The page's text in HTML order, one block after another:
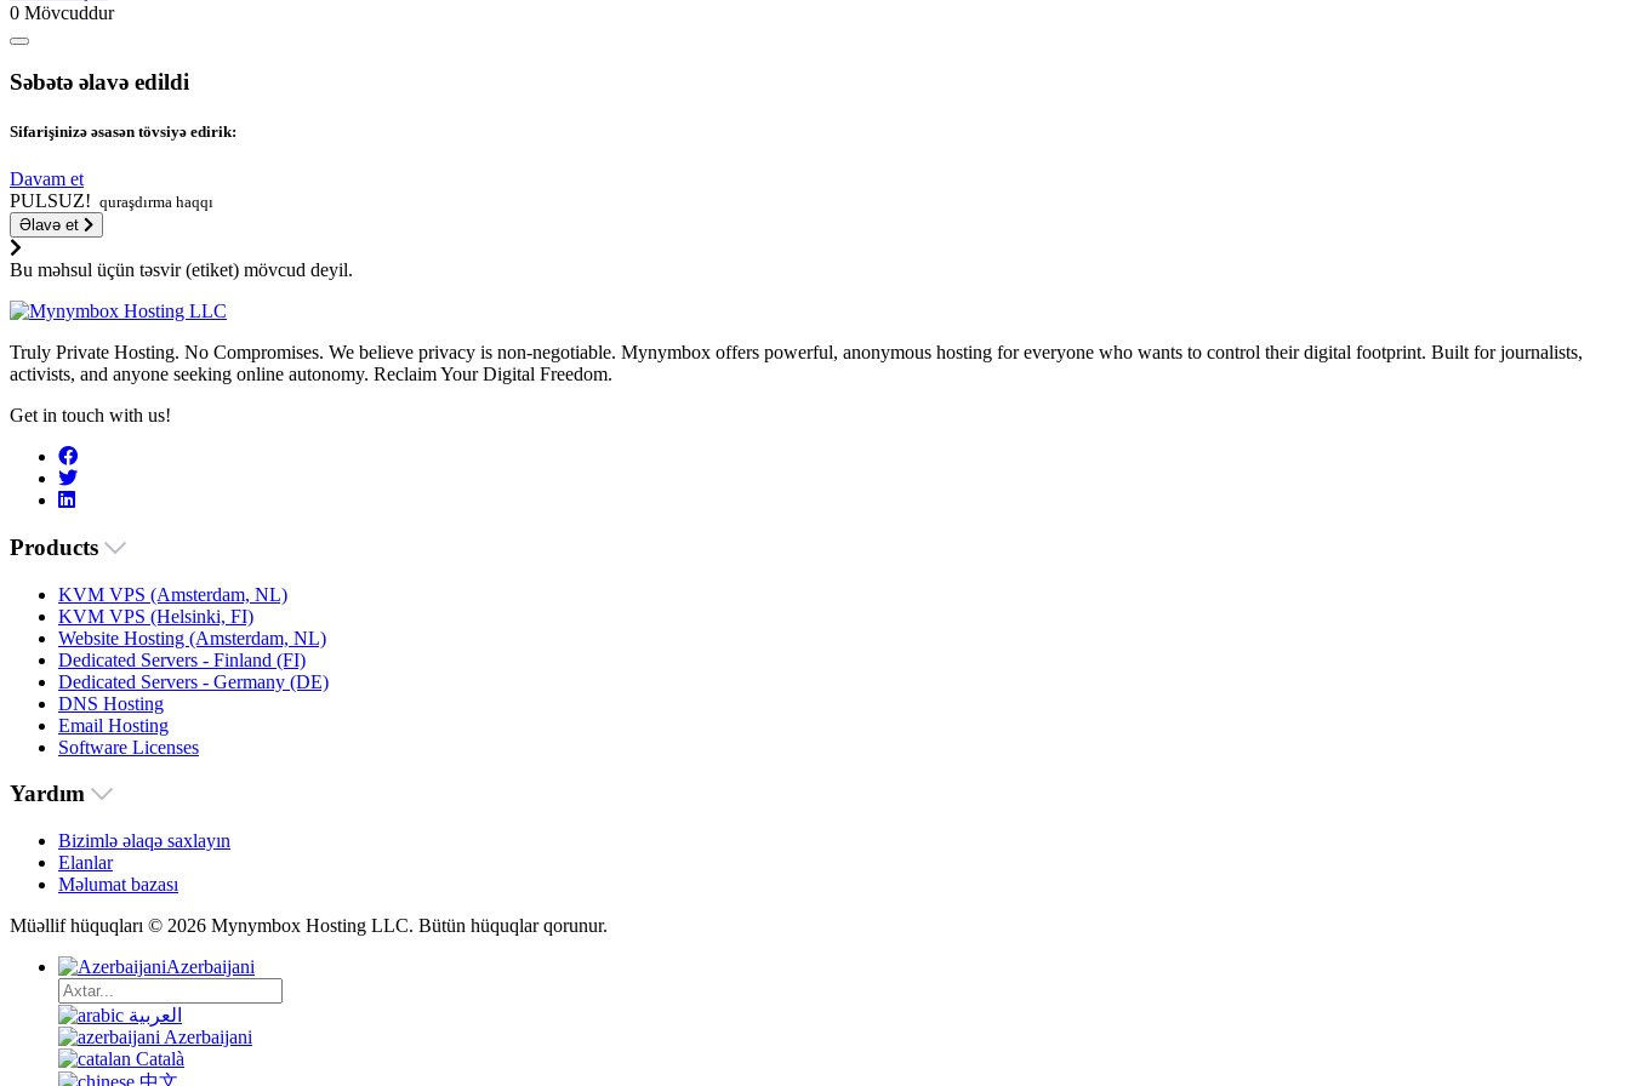
0 Mövcuddur
Səbətə əlavə edildi
Sifarişinizə əsasən tövsiyə edirik:
Davam et
PULSUZ! quraşdırma haqqı
Əlavə et
Bu məhsul üçün təsvir (etiket) mövcud deyil.
Truly Private Hosting. No Compromises. We believe privacy is non-negotiable. Mynymbox offers powerful, anonymous hosting for everyone who wants to control their digital footprint. Built for journalists,
activists, and anyone seeking online autonomy. Reclaim Your Digital Freedom.
Get in touch with us!
Products
KVM VPS (Amsterdam, NL)
KVM VPS (Helsinki, FI)
Website Hosting (Amsterdam, NL)
Dedicated Servers - Finland (FI)
Dedicated Servers - Germany (DE)
DNS Hosting
Email Hosting
Software Licenses
Yardım
Bizimlə əlaqə saxlayın
Elanlar
Məlumat bazası
Müəllif hüquqları © 2026 Mynymbox Hosting LLC. Bütün hüquqlar qorunur.
Azerbaijani
العربية
Azerbaijani
Català
中文